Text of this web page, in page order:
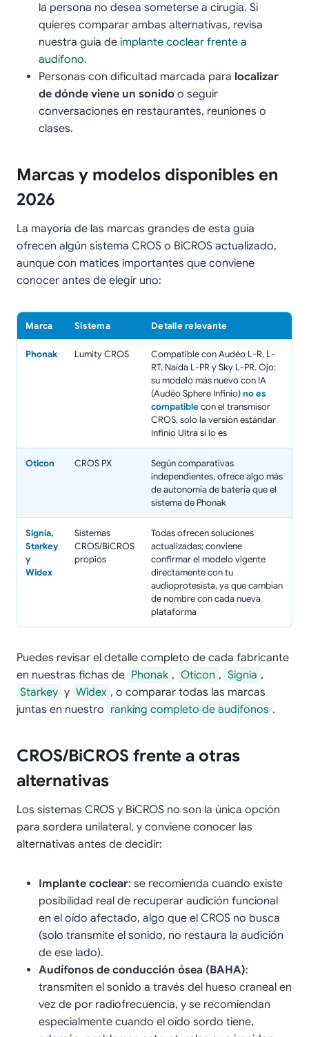
la persona no desea someterse a cirugía. Si
quieres comparar ambas alternativas, revisa
nuestra guía de implante coclear frente a
audífono.
Personas con dificultad marcada para localizar
de dónde viene un sonido o seguir
conversaciones en restaurantes, reuniones o
clases.
Marcas y modelos disponibles en
2026
La mayoría de las marcas grandes de esta guía
ofrecen algún sistema CROS o BiCROS actualizado,
aunque con matices importantes que conviene
conocer antes de elegir uno:
Marca Sistema Detalle relevante
Phonak Lumity CROS
Compatible con Audéo L-R, L-
RT, Naída L-PR y Sky L-PR. Ojo:
su modelo más nuevo con IA
(Audéo Sphere Infinio)no es
compatiblecon el transmisor
CROS, solo la versión estándar
Infinio Ultra sí lo es
Oticon CROS PX
Según comparativas
independientes, ofrece algo más
de autonomía de batería que el
sistema de Phonak
Signia,
Starkey
y
Widex
Sistemas
CROS/BiCROS
propios
Todas ofrecen soluciones
actualizadas; conviene
confirmar el modelo vigente
directamente con tu
audioprotesista, ya que cambian
de nombre con cada nueva
plataforma
Puedes revisar el detalle completo de cada fabricante
en nuestras fichas de Phonak , Oticon , Signia ,
Starkey y Widex , o comparar todas las marcas
juntas en nuestro ranking completo de audífonos .
CROS/BiCROS frente a otras
alternativas
Los sistemas CROS y BiCROS no son la única opción
para sordera unilateral, y conviene conocer las
alternativas antes de decidir:
Implante coclear: se recomienda cuando existe
posibilidad real de recuperar audición funcional
en el oído afectado, algo que el CROS no busca
(solo transmite el sonido, no restaura la audición
de ese lado).
Audífonos de conducción ósea (BAHA):
transmiten el sonido a través del hueso craneal en
vez de por radiofrecuencia, y se recomiendan
especialmente cuando el oído sordo tiene,